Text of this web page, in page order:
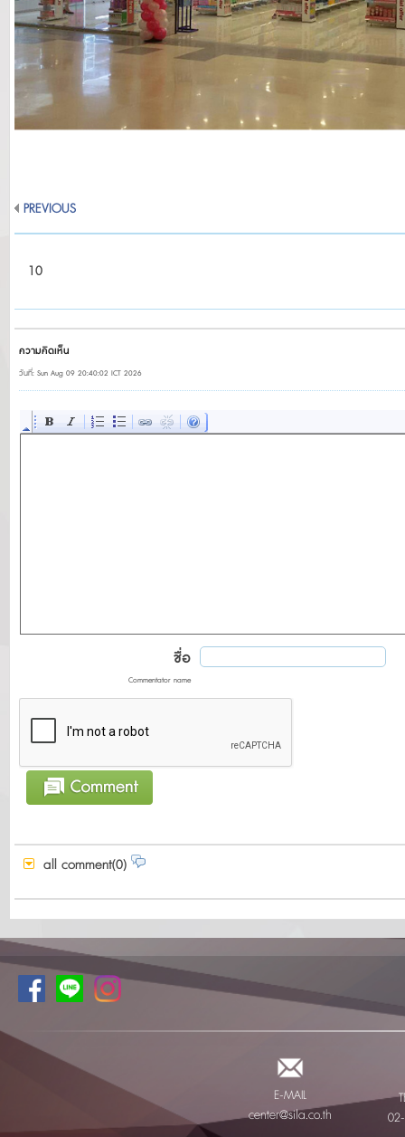
PREVIOUS
10
ความคิดเห็น
วันที่: Sun Aug 09 20:40:02 ICT 2026
ชื่อ
Commentator name
all comment(0)
E-MAIL
center@sila.co.th